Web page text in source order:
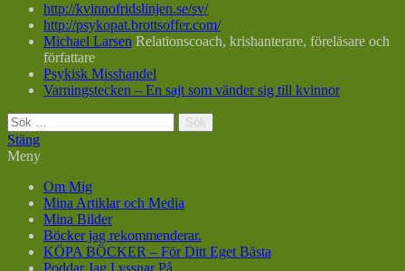
http://kvinnofridslinjen.se/sv/
http://psykopat.brottsoffer.com/
Michael Larsen Relationscoach, krishanterare, föreläsare och
författare
Psykisk Misshandel
Varningstecken – En sajt som vänder sig till kvinnor
Sök
efter:
Stäng
Meny
Om Mig
Mina Artiklar och Media
Mina Bilder
Böcker jag rekommenderar.
KÖPA BÖCKER – För Ditt Eget Bästa